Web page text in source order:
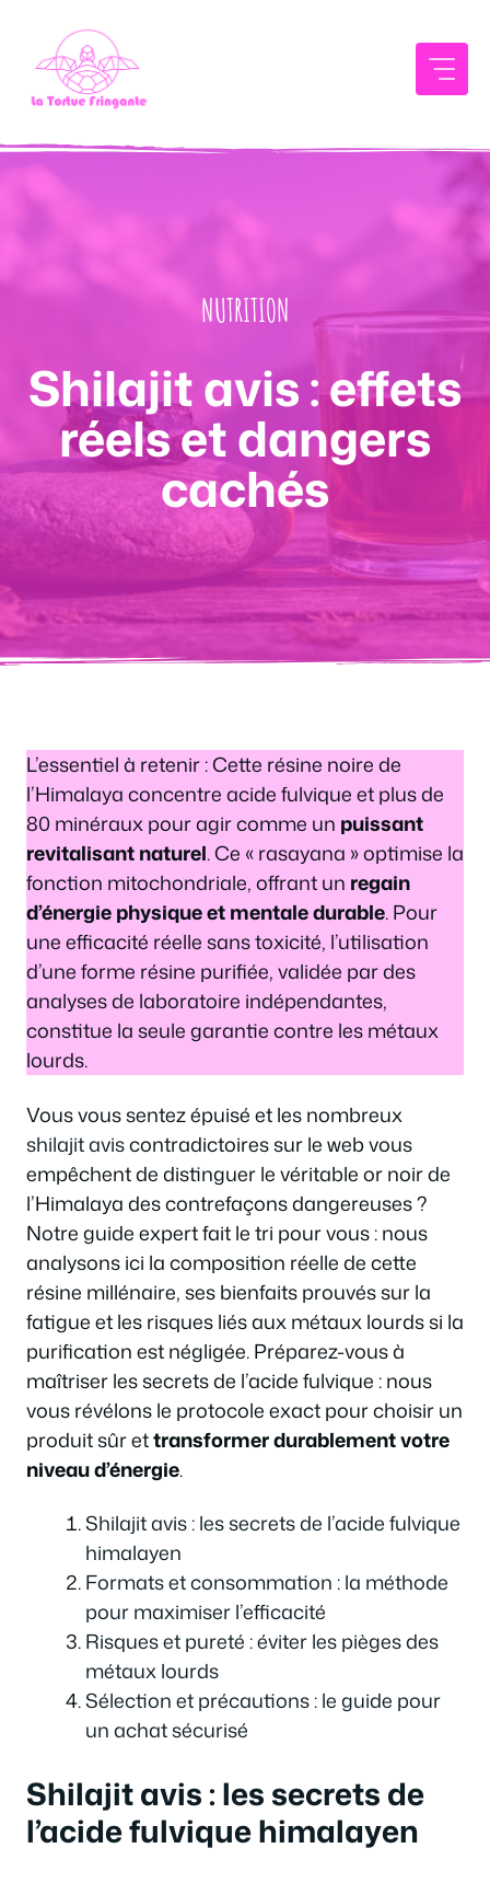
contenu
NUTRITION
Shilajit avis : effets
réels et dangers
cachés
L’essentiel à retenir : Cette résine noire de
l’Himalaya concentre acide fulvique et plus de
80 minéraux pour agir comme un puissant
revitalisant naturel. Ce « rasayana » optimise la
fonction mitochondriale, offrant un regain
d’énergie physique et mentale durable. Pour
une efficacité réelle sans toxicité, l’utilisation
d’une forme résine purifiée, validée par des
analyses de laboratoire indépendantes,
constitue la seule garantie contre les métaux
lourds.
Vous vous sentez épuisé et les nombreux
shilajit aviscontradictoires sur le web vous
empêchent de distinguer le véritable or noir de
l’Himalaya des contrefaçons dangereuses ?
Notre guide expert fait le tri pour vous : nous
analysons ici la composition réelle de cette
résine millénaire, ses bienfaits prouvés sur la
fatigue et les risques liés aux métaux lourds si la
purification est négligée. Préparez-vous à
maîtriser les secrets de l’acide fulvique : nous
vous révélons le protocole exact pour choisir un
produit sûr ettransformer durablement votre
niveau d’énergie.
Shilajit avis : les secrets de l’acide fulvique
himalayen
Formats et consommation : la méthode
pour maximiser l’efficacité
Risques et pureté : éviter les pièges des
métaux lourds
Sélection et précautions : le guide pour
un achat sécurisé
Shilajit avis : les secrets de
l’acide fulvique himalayen